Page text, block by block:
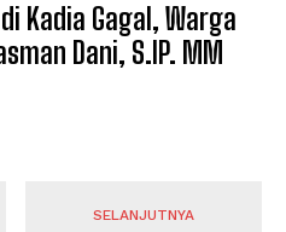
Kadia Gagal, Warga
Dani, S.IP. MM
SELANJUTNYA